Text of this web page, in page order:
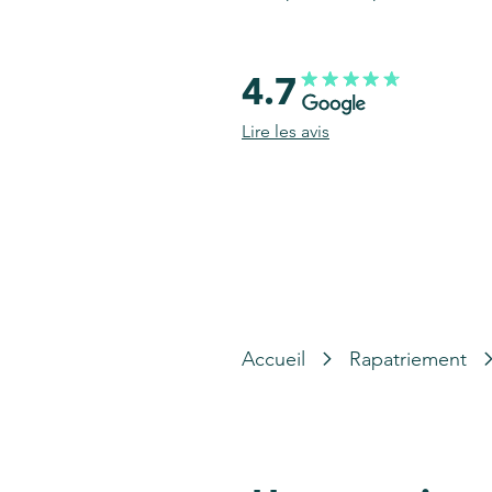
4.7
Lire les avis
Accueil Rapatriement